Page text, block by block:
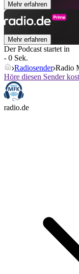
Mehr erfahren
Mehr erfahren
Der Podcast startet in
- 0 Sek.
Radiosender Radio
Höre diesen Sender
radio.de